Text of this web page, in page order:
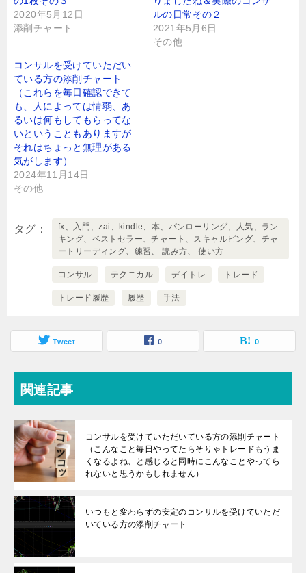
2020年5月12日
添削チャート
ルの日常その２
2021年5月6日
その他
コンサルを受けていただい
ている方の添削チャート
（これらを毎日確認できて
も、人によっては情弱、あ
るいは何もしてもらってな
いということもありますが
それはちょっと無理がある
気がします）
2024年11月14日
その他
タグ
fx、入門、zai、kindle、本、パンローリング、人気、ラン
キング、ベストセラー、チャート、スキャルピング、チャ
ートリーディング、練習、 読み方、 使い方
コンサル テクニカル デイトレ トレード
トレード履歴 履歴 手法
Tweet 0 0
関連記事
コンサルを受けていただいている方の添削チャート
（こんなこと毎日やってたらそりゃトレードもうま
くなるよね、と感じると同時にこんなことやってら
れないと思うかもしれません）
いつもと変わらずの安定のコンサルを受けていただ
いている方の添削チャート